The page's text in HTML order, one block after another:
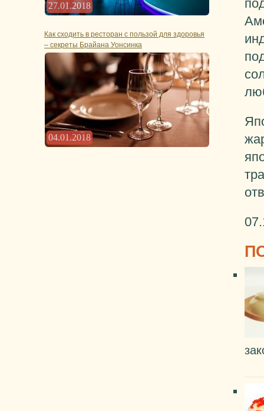
27.01.2018
Как сходить в ресторан с пользой для здоровья
– секреты Брайана Уонсинка
04.01.2018